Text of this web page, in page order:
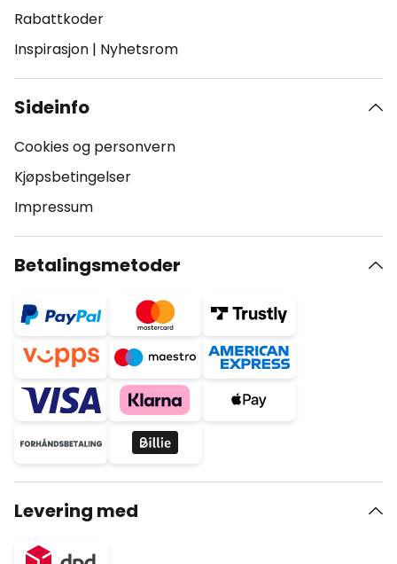
Rabattkoder
Inspirasjon | Nyhetsrom
Sideinfo
Cookies og personvern
Kjøpsbetingelser
Impressum
Betalingsmetoder
Levering med